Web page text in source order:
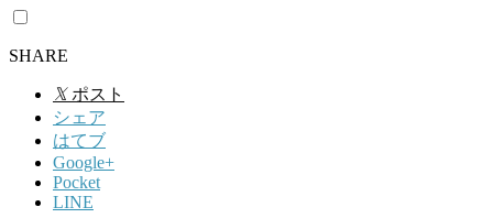
SHARE
𝕏 ポスト
シェア
はてブ
Google+
Pocket
LINE